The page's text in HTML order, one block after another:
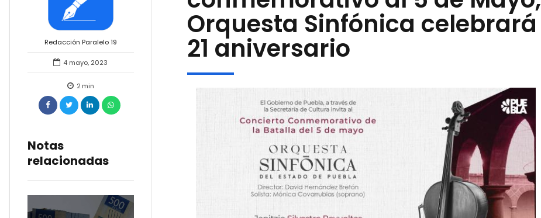
Redacción Paralelo 19
4 mayo, 2023
2 min
Notas
relacionadas
Orquesta Sinfónica celebrará
21 aniversario